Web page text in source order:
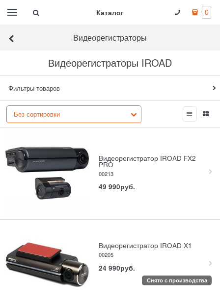
Каталог 0
Видеорегистраторы
Видеорегистраторы IROAD
Фильтры товаров
Видеорегистратор IROAD FX2
PRO
00213
49 990руб.
Видеорегистратор IROAD X1
00205
24 990руб.
Снято с производства